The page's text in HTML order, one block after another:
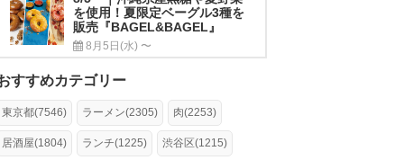
を使用！夏限定ベーグル3種を
販売『BAGEL&BAGEL』
8月5日(水) 〜
すすめカテゴリー
東京都(7546) ラーメン(2305) 肉(2253)
居酒屋(1804) ランチ(1225) 渋谷区(1215)